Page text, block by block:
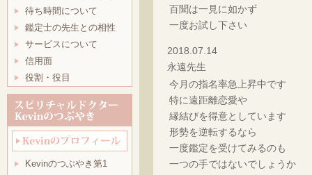
待ち時間について
鑑定士の先生との相性
サービスについて
信用面
役割・役目
Kevinのつぶやき第1
百聞は一見に如かず
一度お試し下さい
2018.07.14
永遠先生
今月の指名率急上昇中です
特に遠距離恋愛や
縁結びを得意としています
形勢を逆転するなら
一度鑑定を受けてみるのも
一つの手ではないでしょうか